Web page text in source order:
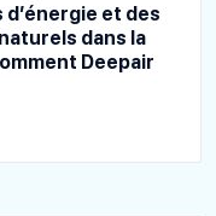
et des
dans la
Deepair